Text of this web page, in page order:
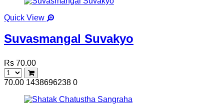
Quick View
Suvasmangal Suvakyo
Rs 70.00
70.00 1438696238 0